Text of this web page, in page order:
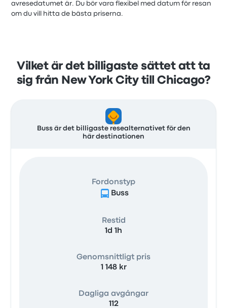
avresedatumet är. Du bör vara flexibel med datum för resan
om du vill hitta de bästa priserna.
Vilket är det billigaste sättet att ta
sig från New York City till Chicago?
Buss är det billigaste resealternativet för den
här destinationen
Fordonstyp
Buss
Restid
1d 1h
Genomsnittligt pris
1 148 kr
Dagliga avgångar
112